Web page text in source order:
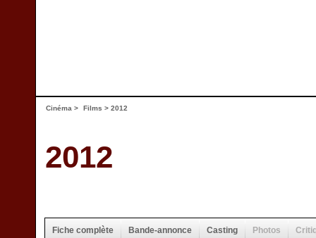
Cinéma > Films > 2012
2012
Fiche complète Bande-annonce Casting Photos